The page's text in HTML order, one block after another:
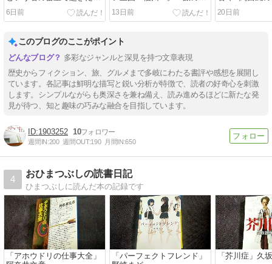
劇…加賀恭一郎が暴く哀し
き真実とは？
6日前
帖」が贈る、唯一無二の高
原リゾート＆秘湯ガイド
13日前
「おとなの週
ぎ大特集に喉
20日前
このブログのここがポイント
多彩なジャンルと深見を持つ文章表現
歴史からフィクション、旅、グルメまで多岐にわたる書評や感想を展開し
ています。各記事は鮮明な描写と鋭い分析が特徴で、読者の好奇心を刺激
します。シンプルながらも奥深さを兼ね備え、読み進めるほどに新たな発
見が待つ、知と趣味の巧みな融合を目指しています。
1903252 10
週間IN:200 週間OUT:190 月間IN:650
4
おひまつぶしの読書日記
ひまつぶしに読んだ本の記録です
「アホウドリの仕事大全」
「パーフェクトフレンド」
「芥川症」久